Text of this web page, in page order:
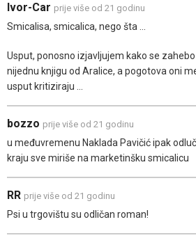
Ivor-Car prije više od 21 godinu
Smicalisa, smicalica, nego šta ...
Usput, ponosno izjavljujem kako se
nijednu knjigu od Aralice, a pogotova oni
usput kritiziraju ...
bozzo prije više od 21 godinu
u međuvremenu Naklada Pavičić ipak
kraju sve miriše na marketinšku smicalicu
RR prije više od 21 godinu
Psi u trgovištu su odličan roman!